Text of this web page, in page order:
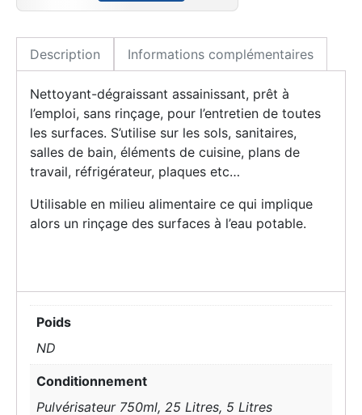
Description Informations complémentaires
Nettoyant-dégraissant assainissant, prêt à
l’emploi, sans rinçage, pour l’entretien de toutes
les surfaces. S’utilise sur les sols, sanitaires,
salles de bain, éléments de cuisine, plans de
travail, réfrigérateur, plaques etc…
Utilisable en milieu alimentaire ce qui implique
alors un rinçage des surfaces à l’eau potable.
Poids
ND
Conditionnement
Pulvérisateur 750ml, 25 Litres, 5 Litres